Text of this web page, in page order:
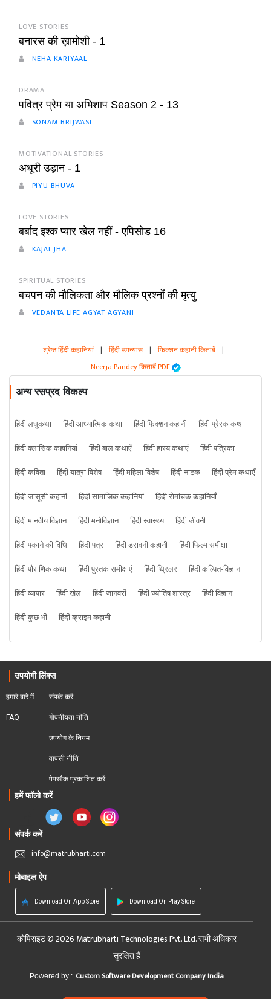
LOVE STORIES
बनारस की ख़ामोशी - 1
NEHA KARIYAAL
DRAMA
पवित्र प्रेम या अभिशाप Season 2 - 13
SONAM BRIJWASI
MOTIVATIONAL STORIES
अधूरी उड़ान - 1
PIYU BHUVA
LOVE STORIES
बर्बाद इश्क प्यार खेल नहीं - एपिसोड 16
KAJAL JHA
SPIRITUAL STORIES
बचपन की मौलिकता और मौलिक प्रश्नों की मृत्यु
VEDANTA LIFE AGYAT AGYANI
श्रेष्ठ हिंदी कहानियां | हिंदी उपन्यास | फिक्शन कहानी किताबें |
Neerja Pandey किताबें PDF
अन्य रसप्रद विकल्प
हिंदी लघुकथा हिंदी आध्यात्मिक कथा हिंदी फिक्शन कहानी
हिंदी प्रेरक कथा
हिंदी क्लासिक कहानियां
हिंदी बाल कथाएँ हिंदी हास्य कथाएं
हिंदी पत्रिका
हिंदी कविता
हिंदी यात्रा विशेष हिंदी महिला विशेष हिंदी नाटक
हिंदी प्रेम कथाएँ
हिंदी जासूसी कहानी
हिंदी सामाजिक कहानियां
हिंदी रोमांचक कहानियाँ
हिंदी मानवीय विज्ञान
हिंदी मनोविज्ञान हिंदी स्वास्थ्य
हिंदी जीवनी
हिंदी पकाने की विधि
हिंदी पत्र हिंदी डरावनी कहानी
हिंदी फिल्म समीक्षा
हिंदी पौराणिक कथा
हिंदी पुस्तक समीक्षाएं हिंदी थ्रिलर
हिंदी कल्पित-विज्ञान
हिंदी व्यापार
हिंदी खेल हिंदी जानवरों हिंदी ज्योतिष शास्त्र
हिंदी विज्ञान
हिंदी कुछ भी
हिंदी क्राइम कहानी
उपयोगी लिंक्स
हमारे बारे में
FAQ
संपर्क करें
गोपनीयता नीति
उपयोग के नियम
वापसी नीति
पेपरबैक प्रकाशित करें
हमें फॉलो करें
संपर्क करें
info@matrubharti.com
मोबाइल ऐप
Download On App Store Download On Play Store
कोपिराइट © 2026 Matrubharti Technologies Pvt. Ltd. सभी अधिकार
सुरक्षित हैं
Powered by : Custom Software Development Company India